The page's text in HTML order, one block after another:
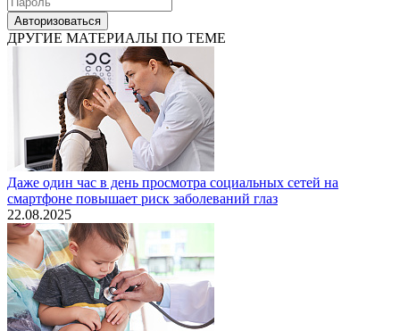
Авторизоваться
ДРУГИЕ МАТЕРИАЛЫ ПО ТЕМЕ
Даже один час в день просмотра социальных сетей на
смартфоне повышает риск заболеваний глаз
22.08.2025